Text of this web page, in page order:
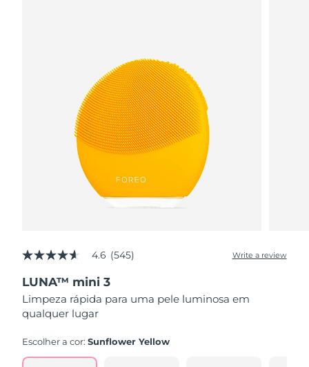
4.6
of
5
stars,
average
value.
Read
545
4.6 (545) Write a review
LUNA™ mini 3
Limpeza rápida para uma pele luminosa em
qualquer lugar
Escolher a cor:Sunflower Yellow